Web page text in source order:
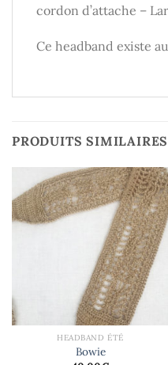
cordon d’attache –
Ce headband existe
PRODUITS SIMILAIRES
HEADBAND ÉTÉ
Bowie